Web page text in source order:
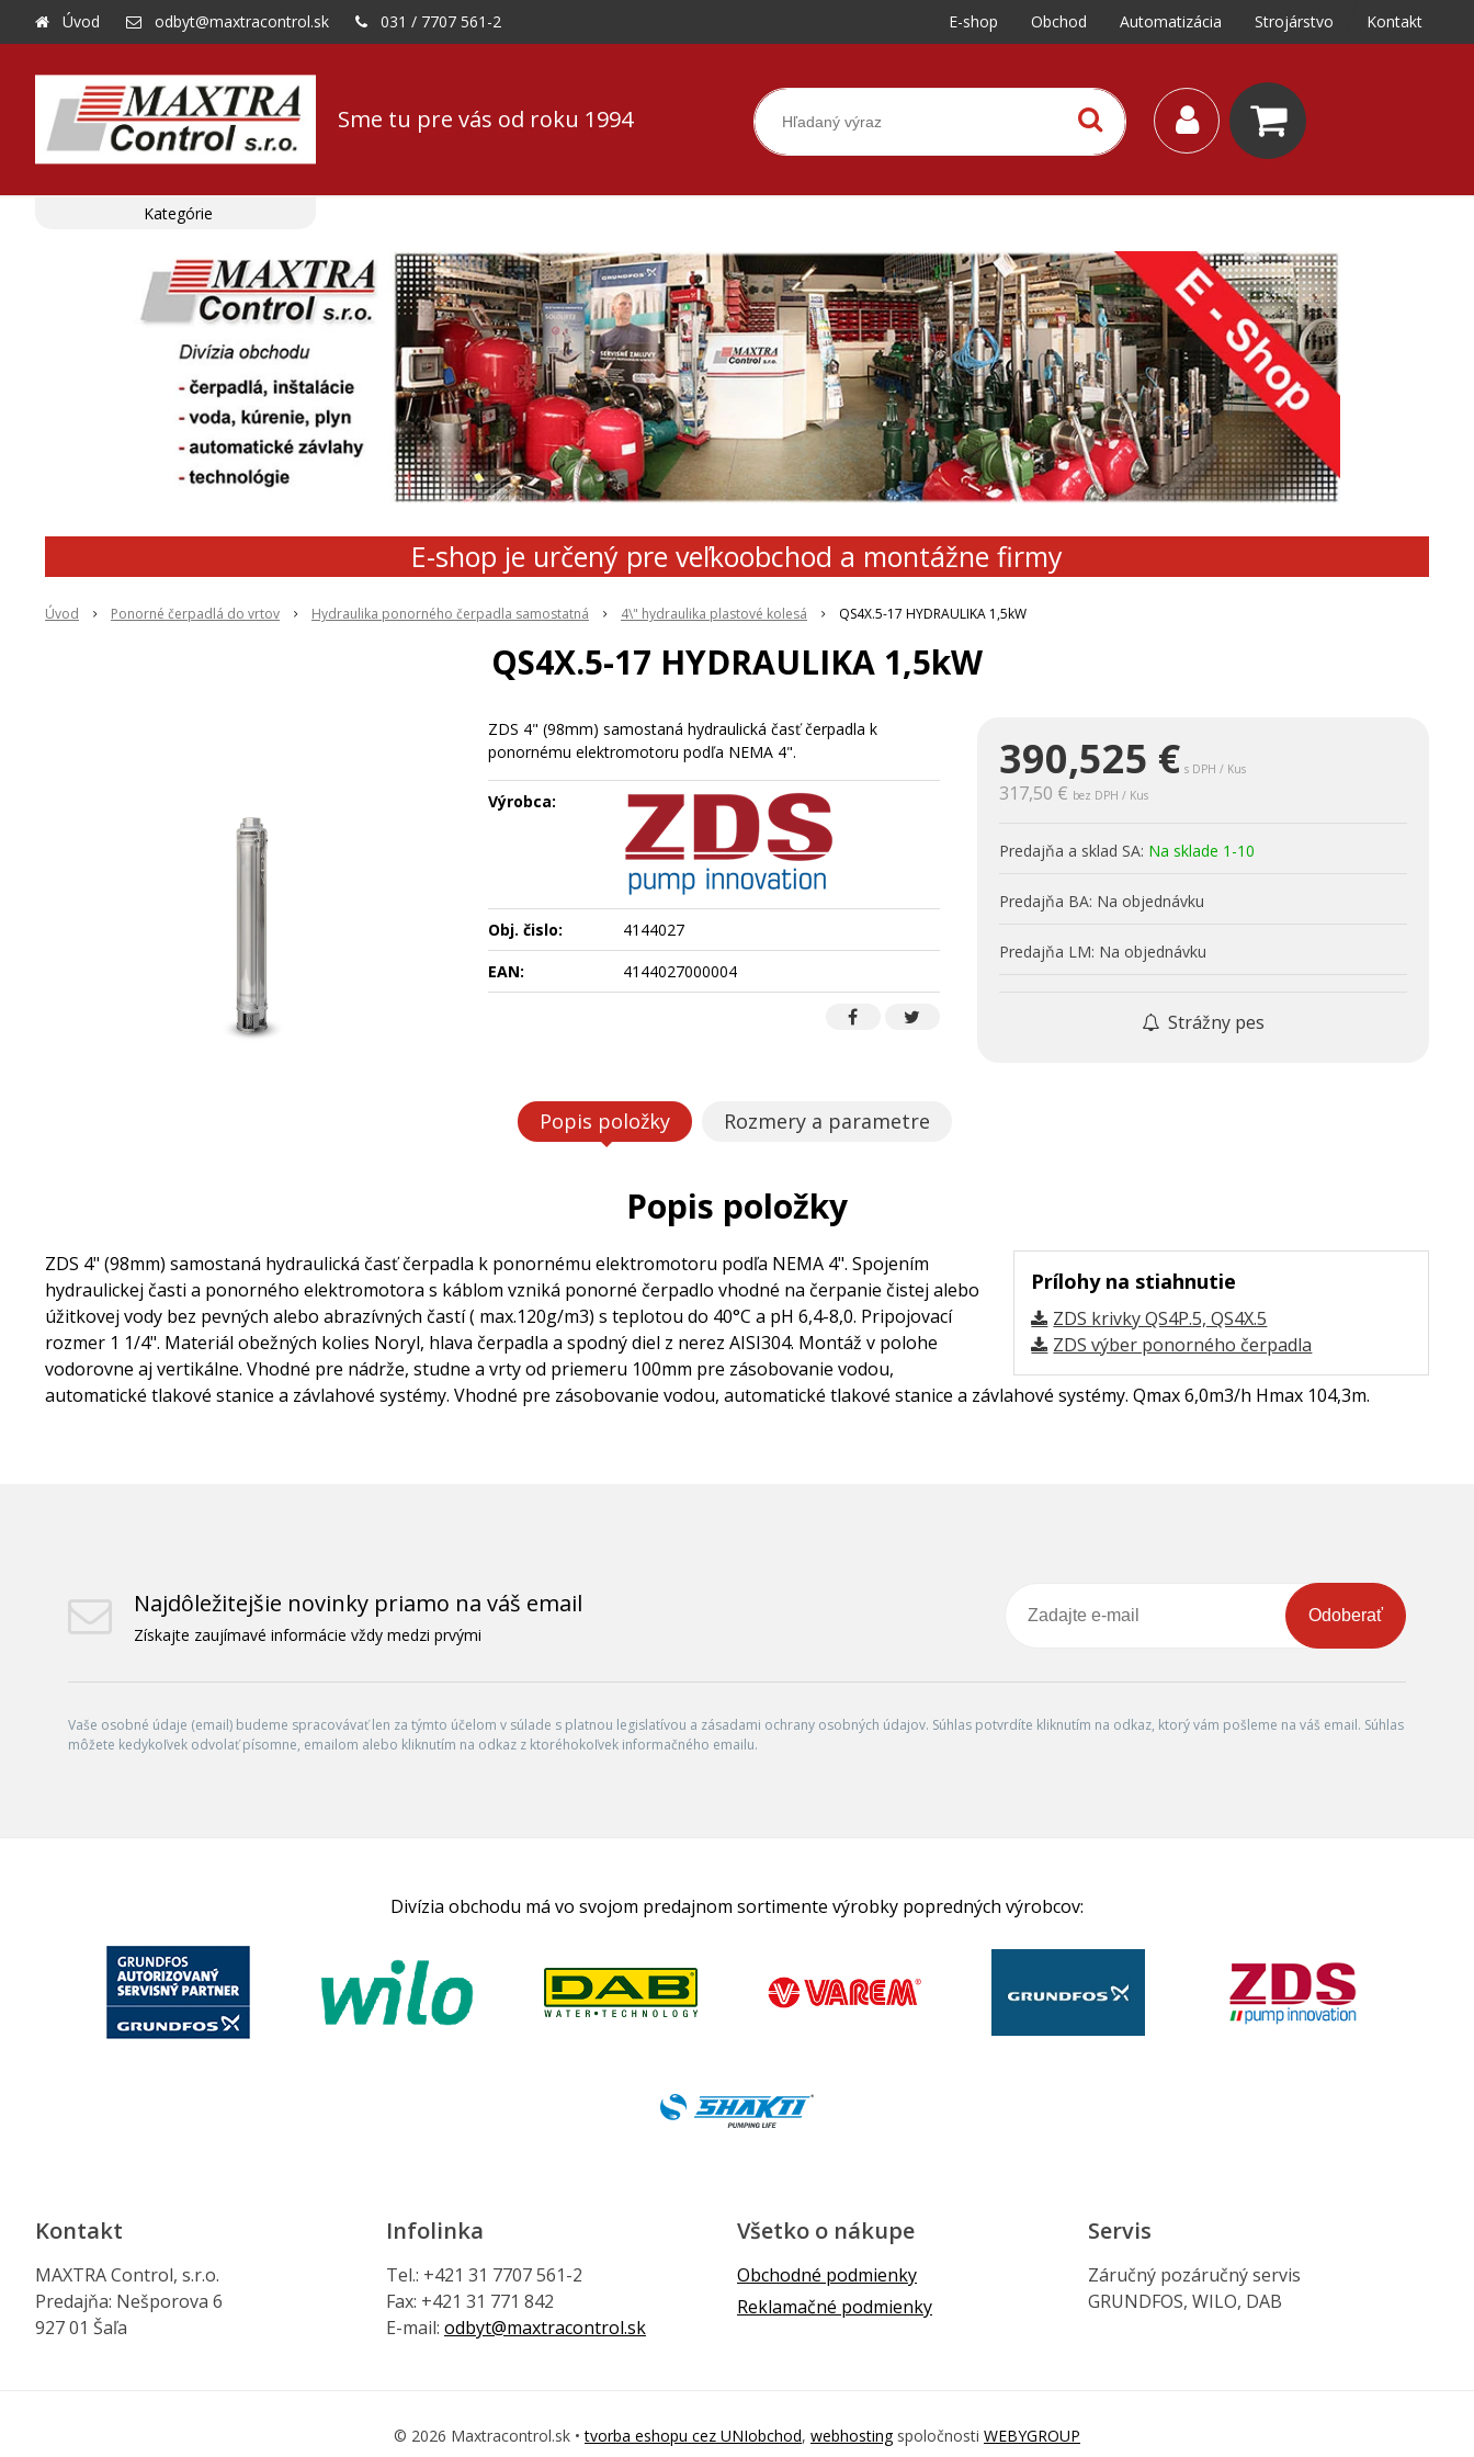
Sme tu pre vás od roku 1994
Úvod odbyt@maxtracontrol.sk 031 / 7707 561-2 E-shop Obchod Automatizácia Strojárstvo Kontakt
E-shop je určený pre veľkoobchod a montážne firmy
Úvod Ponorné čerpadlá do vrtov Hydraulika ponorného čerpadla samostatná 4\" hydraulika plastové kolesá QS4X.5-17 HYDRAULIKA 1,5kW
QS4X.5-17 HYDRAULIKA 1,5kW
390,525 € s DPH / Kus
317,50 € bez DPH / Kus
Predajňa a sklad SA: Na sklade 1-10
Predajňa BA: Na objednávku
Predajňa LM: Na objednávku
Strážny pes
ZDS 4" (98mm) samostaná hydraulická časť čerpadla k
ponornému elektromotoru podľa NEMA 4".
Výrobca:
Obj. čislo:
4144027
EAN:
4144027000004
Popis položky Rozmery a parametre
Popis položky
Prílohy na stiahnutie
ZDS krivky QS4P.5, QS4X.5
ZDS výber ponorného čerpadla
ZDS 4" (98mm) samostaná hydraulická časť čerpadla k ponornému elektromotoru podľa NEMA 4". Spojením
hydraulickej časti a ponorného elektromotora s káblom vzniká ponorné čerpadlo vhodné na čerpanie čistej alebo
úžitkovej vody bez pevných alebo abrazívných častí ( max.120g/m3) s teplotou do 40°C a pH 6,4-8,0. Pripojovací
rozmer 1 1/4". Materiál obežných kolies Noryl, hlava čerpadla a spodný diel z nerez AISI304. Montáž v polohe
vodorovne aj vertikálne. Vhodné pre nádrže, studne a vrty od priemeru 100mm pre zásobovanie vodou,
automatické tlakové stanice a závlahové systémy. Vhodné pre zásobovanie vodou, automatické tlakové stanice a závlahové systémy. Qmax 6,0m3/h Hmax 104,3m.
Kategórie
Najdôležitejšie novinky priamo na váš email
Získajte zaujímavé informácie vždy medzi prvými
Odoberať
Vaše osobné údaje (email) budeme spracovávať len za týmto účelom v súlade s platnou legislatívou a zásadami ochrany osobných údajov. Súhlas potvrdíte kliknutím na odkaz, ktorý vám pošleme na váš email. Súhlas
môžete kedykoľvek odvolať písomne, emailom alebo kliknutím na odkaz z ktoréhokoľvek informačného emailu.
Divízia obchodu má vo svojom predajnom sortimente výrobky popredných výrobcov:
Kontakt
MAXTRA Control, s.r.o.
Predajňa: Nešporova 6
927 01 Šaľa
Infolinka
Tel.: +421 31 7707 561-2
Fax: +421 31 771 842
E-mail: odbyt@maxtracontrol.sk
Všetko o nákupe
Obchodné podmienky
Reklamačné podmienky
Servis
Záručný pozáručný servis
GRUNDFOS, WILO, DAB
© 2026 Maxtracontrol.sk •tvorba eshopu cez UNIobchod, webhostingspoločnosti WEBYGROUP